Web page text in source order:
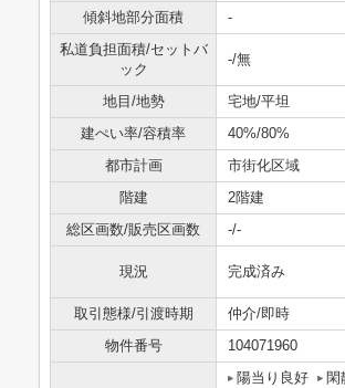
傾斜地部分面積
-
私道負担面積/セットバ
ック
-/無
地目/地勢 宅地/平坦
建ぺい率/容積率
40%/80%
都市計画
市街化区域
階建
2階建
総区画数/販売区画数
-/-
現況 完成済み
取引態様/引渡時期
仲介/即時
物件番号
104071960
陽当り良好 閑